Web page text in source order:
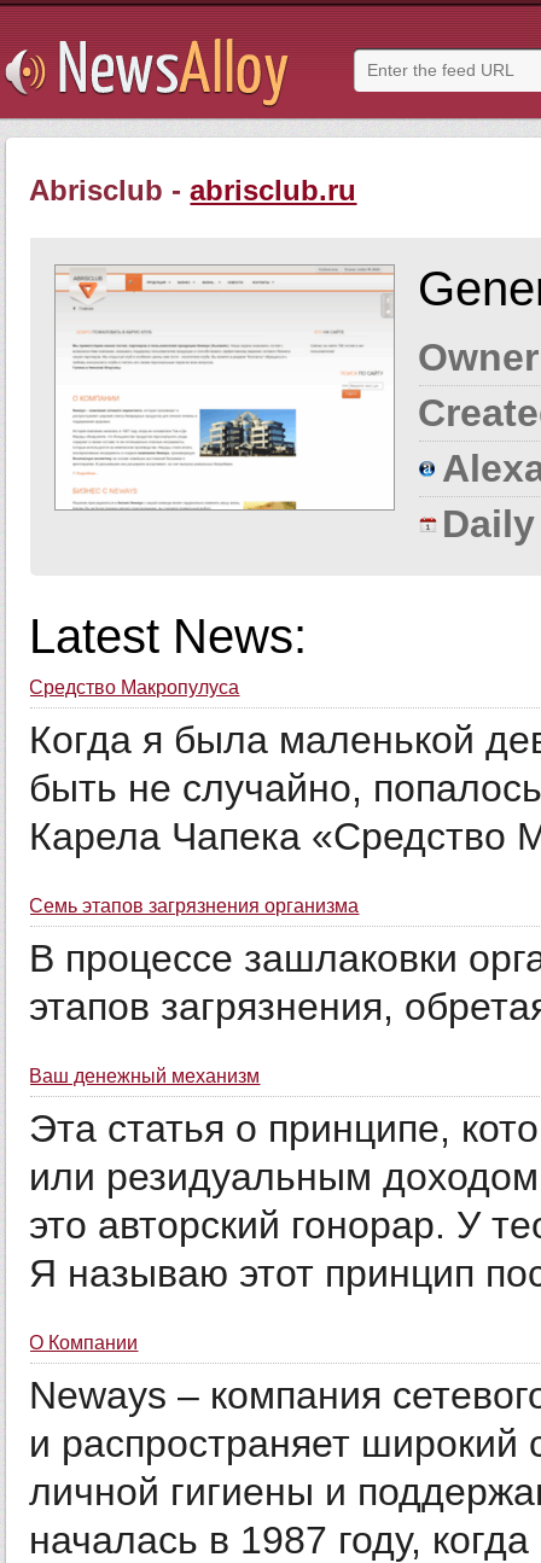
Abrisclub -abrisclub.ru
Latest News:
Средство Макропулуса
Когда я была маленькой
быть не случайно,
Карела Чапека «Средство
Семь этапов загрязнения организма
В процессе зашлаковки
этапов загрязнения,
Ваш денежный механизм
Эта статья о принципе,
или резидуальным
это авторский гонорар. У
Я называю этот принцип
О Компании
Neways – компания
и распространяет широкий
личной гигиены и
началась в 1987 году, когда